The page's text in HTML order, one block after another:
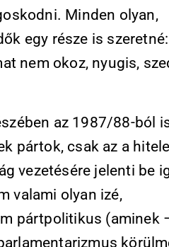
Minden olyan,
egy része is szeretné:
nem okoz, nyugis,
az 1987/88-ból
pártok, csak az a
vezetésére jelenti be
valami olyan izé,
pártpolitikus (aminek